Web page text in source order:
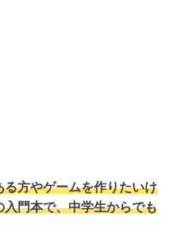
方やゲームを作りたいけ
門本で、中学生からでも